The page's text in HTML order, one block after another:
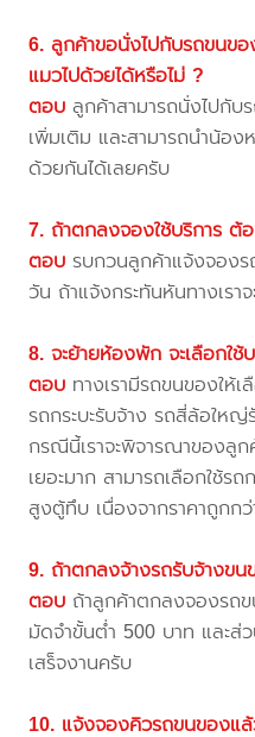
6. ลูกค้าขอนั่งไปกับรถขนข
แมวไปด้วยได้หรือไม่ ?
ตอบ ลูกค้าสามารถนั่งไปกับ
เพิ่มเติม และสามารถนำน้อ
ด้วยกันได้เลยครับ
7. ถ้าตกลงจองใช้บริการ ต้
ตอบ รบกวนลูกค้าแจ้งจอง
วัน ถ้าแจ้งกระทันหันทางเรา
8. จะย้ายห้องพัก จะเลือกใช้
ตอบ ทางเรามีรถขนของให้เ
รถกระบะรับจ้าง รถสี่ล้อให
กรณีนี้เราจะพิจารณาของลู
เยอะมาก สามารถเลือกใช้ร
สูงตู้ทึบ เนื่องจากราคาถูกก
9. ถ้าตกลงจ้างรถรับจ้างข
ตอบ ถ้าลูกค้าตกลงจองรถ
มัดจำขั้นต่ำ 500 บาท และส่
เสร็จงานครับ
10. แจ้งจองคิวรถขนของแ